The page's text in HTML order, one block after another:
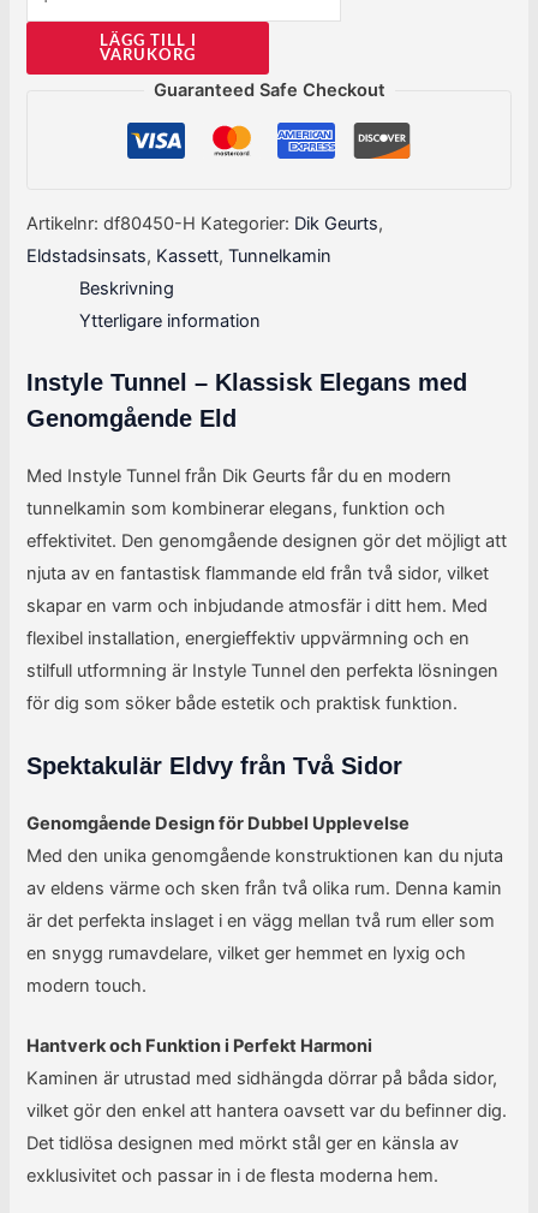
LÄGG TILL I
VARUKORG
Guaranteed Safe Checkout
Artikelnr:df80450-H Kategorier: Dik Geurts,
Eldstadsinsats, Kassett,Tunnelkamin
Beskrivning
Ytterligare information
Instyle Tunnel – Klassisk Elegans med
Genomgående Eld
Med Instyle Tunnel från Dik Geurts får du en modern
tunnelkamin som kombinerar elegans, funktion och
effektivitet. Den genomgående designen gör det möjligt att
njuta av en fantastisk flammande eld från två sidor, vilket
skapar en varm och inbjudande atmosfär i ditt hem. Med
flexibel installation, energieffektiv uppvärmning och en
stilfull utformning är Instyle Tunnel den perfekta lösningen
för dig som söker både estetik och praktisk funktion.
Spektakulär Eldvy från Två Sidor
Genomgående Design för Dubbel Upplevelse
Med den unika genomgående konstruktionen kan du njuta
av eldens värme och sken från två olika rum. Denna kamin
är det perfekta inslaget i en vägg mellan två rum eller som
en snygg rumavdelare, vilket ger hemmet en lyxig och
modern touch.
Hantverk och Funktion i Perfekt Harmoni
Kaminen är utrustad med sidhängda dörrar på båda sidor,
vilket gör den enkel att hantera oavsett var du befinner dig.
Det tidlösa designen med mörkt stål ger en känsla av
exklusivitet och passar in i de flesta moderna hem.